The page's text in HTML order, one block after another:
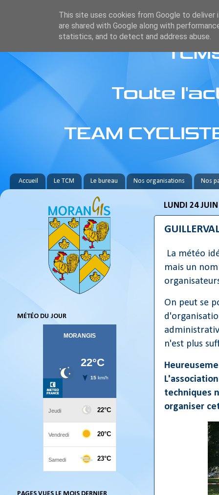
Accueil Le TCM Le bureau Nos organisations Nos
LUNDI 24
La météo
mais un
On peut se
n'est plus
techniques
organiser
MÉTÉO DU JOUR
This site uses cookies from Google to deliver
are shared with Google along with
statistics, and to detect and address abuse.